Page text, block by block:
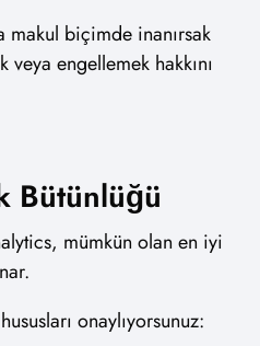
makul biçimde inanırsak
veya engellemek hakkını
Bütünlüğü
mümkün olan en iyi
onaylıyorsunuz: